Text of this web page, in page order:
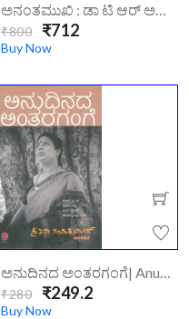
ಅನಂತಮುಖಿ : ಡಾ ಟಿ ಆರ್ ಅನಂತರಾಮು ಅಭಿನಂದನ ಗ್ರಂಥ | AnanthaMukhi
₹800 ₹712
Buy Now
ಅನುದಿನದ ಅಂತರಗಂಗೆ| Anudinada-Antaragange
₹280 ₹249.2
Buy Now